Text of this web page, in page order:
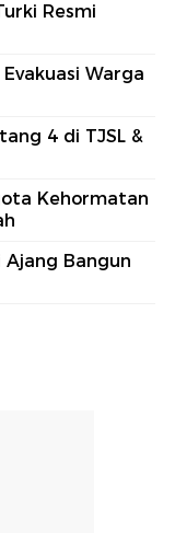
Resmi
Warga
4 di TJSL &
Kehormatan
Ajang Bangun